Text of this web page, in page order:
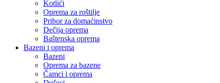
Kotlići
Oprema za roštilje
Pribor za domaćinstvo
Dečija oprema
Baštenska oprema
Bazeni i oprema
Bazeni
Oprema za bazene
Čamci i oprema